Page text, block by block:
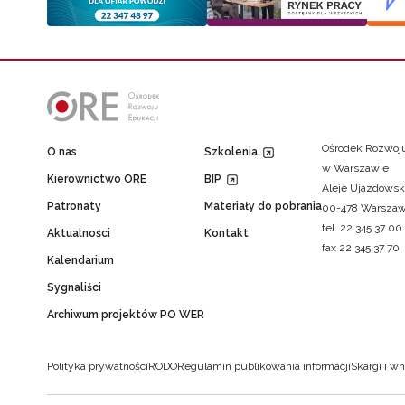
O nas
Kierownictwo ORE
Patronaty
Aktualności
Kalendarium
Sygnaliści
Archiwum projektów PO WER
Szkolenia
BIP
Materiały do pobrania
Kontakt
Ośrodek
w Warszawie
Aleje
00-478
tel. 22 345 37 00
fax 22 345 37 70
Polityka prywatnościRODORegulamin publikowania informacjiSkargi i